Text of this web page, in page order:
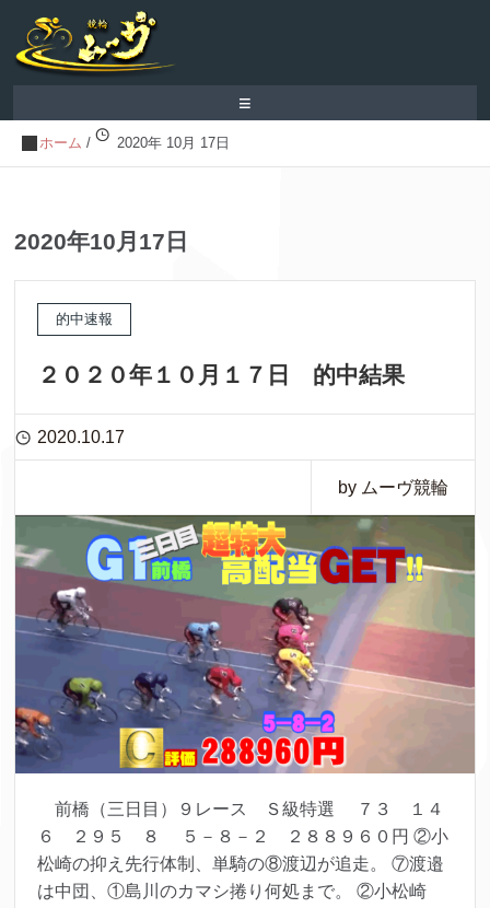
≡
ホーム / 2020年 10月 17日
2020年10月17日
的中速報
２０２０年１０月１７日 的中結果
2020.10.17
by ムーヴ競輪
前橋（三日目）９レース Ｓ級特選 ７３ １４
６ ２９５ ８ ５－８－２ ２８８９６０円 ②小
松崎の抑え先行体制、単騎の⑧渡辺が追走。 ⑦渡邉
は中団、①島川のカマシ捲り何処まで。 ②小松崎